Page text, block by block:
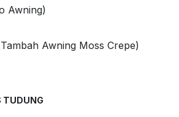
Awning)
Awning Moss Crepe)
TUDUNG